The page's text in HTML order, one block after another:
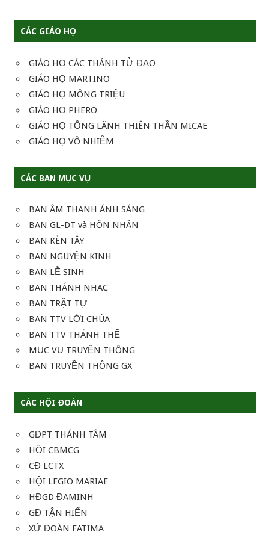
CÁC GIÁO HỌ
GIÁO HỌ CÁC THÁNH TỬ ĐẠO
GIÁO HỌ MARTINO
GIÁO HỌ MÔNG TRIỆU
GIÁO HỌ PHERO
GIÁO HỌ TỔNG LÃNH THIÊN THẦN MICAE
GIÁO HỌ VÔ NHIỄM
CÁC BAN MỤC VỤ
BAN ÂM THANH ÁNH SÁNG
BAN GL-DT và HÔN NHÂN
BAN KÈN TÂY
BAN NGUYỆN KINH
BAN LỄ SINH
BAN THÁNH NHAC
BAN TRẬT TỰ
BAN TTV LỜI CHÚA
BAN TTV THÁNH THỂ
MỤC VỤ TRUYỀN THÔNG
BAN TRUYỀN THÔNG GX
CÁC HỘI ĐOÀN
GĐPT THÁNH TÂM
HỘI CBMCG
CĐ LCTX
HỘI LEGIO MARIAE
HĐGD ĐAMINH
GĐ TẬN HIẾN
XỨ ĐOÀN FATIMA